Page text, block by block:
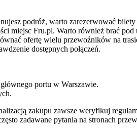
podróż, warto zarezerwować
miejsc Fru.pl. Warto również brać
ofertę wielu przewoźników na
dostępnych połączeń.
portu w Warszawie.
zakupu zawsze weryfikuj
zadawane pytania na stronach